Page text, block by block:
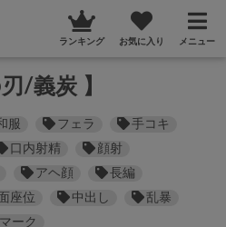
ランキング お気に入り メニュー
/義炭 】
服 フェラ
手コキ
口内射精
顔射
アヘ顔
長編
座位 中出し
乱暴
ーク